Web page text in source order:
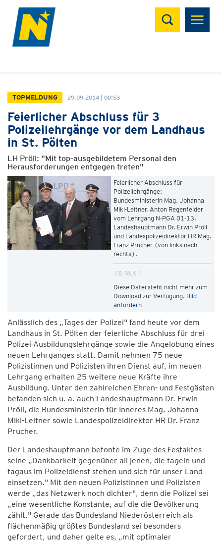
Suchen
TOPMELDUNG 29.09.2014 | 00:53
Feierlicher Abschluss für 3
Polizeilehrgänge vor dem Landhaus
in St. Pölten
LH Pröll: "Mit top-ausgebildetem Personal den
Herausforderungen entgegen treten"
Feierlicher Abschluss für
Polizeilehrgänge:
Bundesministerin Mag. Johanna
Mikl-Leitner, Anton Regenfelder
vom Lehrgang N-PGA 01-13,
Landeshauptmann Dr. Erwin Pröll
und Landespolizeidirektor HR Mag.
Franz Prucher (von links nach
rechts).
© NLK
Diese Datei steht nicht mehr zum
Download zur Verfügung. Bild
anfordern
Anlässlich des „Tages der Polizei" fand heute vor dem
Landhaus in St. Pölten der feierliche Abschluss für drei
Polizei-Ausbildungslehrgänge sowie die Angelobung eines
neuen Lehrganges statt. Damit nehmen 75 neue
Polizistinnen und Polizisten ihren Dienst auf, im neuen
Lehrgang erhalten 25 weitere neue Kräfte ihre
Ausbildung. Unter den zahlreichen Ehren- und Festgästen
befanden sich u. a. auch Landeshauptmann Dr. Erwin
Pröll, die Bundesministerin für Inneres Mag. Johanna
Mikl-Leitner sowie Landespolizeidirektor HR Dr. Franz
Prucher.
Der Landeshauptmann betonte im Zuge des Festaktes
seine „Dankbarkeit gegenüber all jenen, die tagein und
tagaus im Polizeidienst stehen und sich für unser Land
einsetzen." Mit den neuen Polizistinnen und Polizisten
werde „das Netzwerk noch dichter", denn die Polizei sei
„eine wesentliche Konstante, auf die die Bevölkerung
zählt." Gerade das Bundesland Niederösterreich als
flächenmäßig größtes Bundesland sei besonders
gefordert, und daher gelte es, „mit optimaler